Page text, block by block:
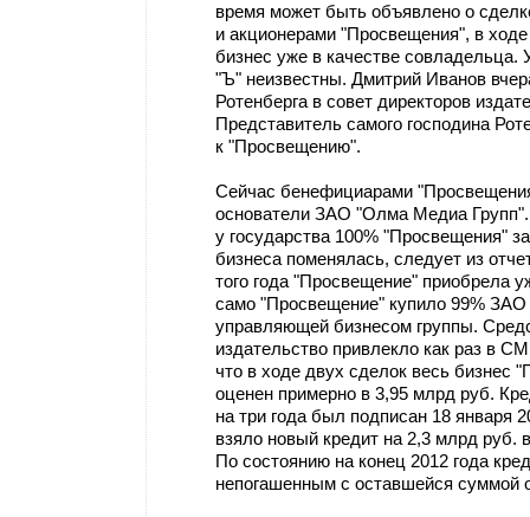
время может быть объявлено о
и акционерами "Просвещения", в
бизнес уже в качестве совладельца.
"Ъ" неизвестны. Дмитрий Иванов
Ротенберга в совет директоров
Представитель самого господина
к "Просвещению".
Сейчас бенефициарами
основатели ЗАО "Олма Медиа Групп".
у государства 100% "Просвещения"
бизнеса поменялась, следует из
того года "Просвещение" приобрела
само "Просвещение" купило 99%
управляющей бизнесом группы.
издательство привлекло как раз в
что в ходе двух сделок весь
оценен примерно в 3,95 млрд руб.
на три года был подписан 18 января
взяло новый кредит на 2,3 млрд руб.
По состоянию на конец 2012 года
непогашенным с оставшейся суммой